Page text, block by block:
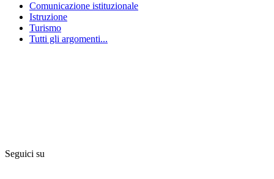
Comunicazione istituzionale
Istruzione
Turismo
Tutti gli argomenti...
Seguici su